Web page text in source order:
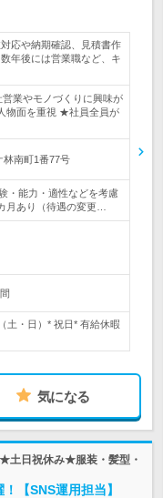
応や納期確認、見積書作
年後には営業職など、キ
業やモノづくりに興味が
物面を重視 ★社員全員が
林南町1番77号
・能力・適性などを考慮
月あり（待遇の変更…
土・日）* 祝日* 有給休暇
気になる
土日祝休み★服装・髪型・
【SNS運用担当】